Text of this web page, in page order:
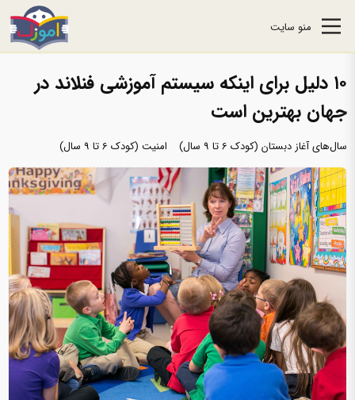
منو سایت
۱۰ دلیل برای اینکه سیستم آموزشی فنلاند در
جهان بهترین است
سال‌های آغاز دبستان (کودک 6 تا 9 سال) امنیت (کودک 6 تا 9 سال)